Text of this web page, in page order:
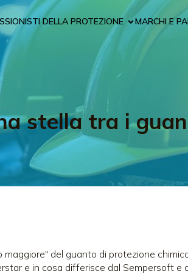
DELLA PROTEZIONE MARCHI E
stella tra i
maggiore" del guanto di protezione
e in cosa differisce dal Sempersoft e